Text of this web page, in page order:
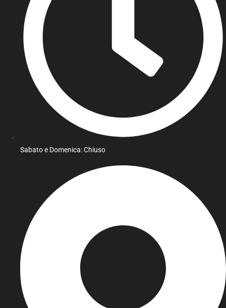
Sabato e Domenica: Chiuso